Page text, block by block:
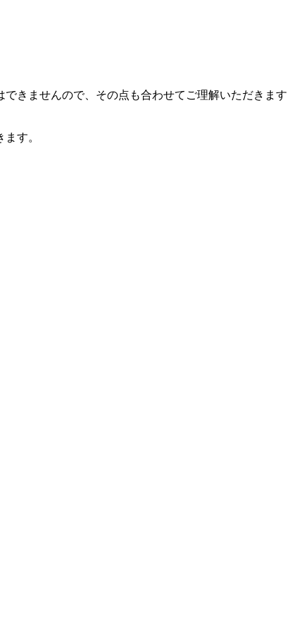
きませんので、その点も合わせてご理解いただきます
す。